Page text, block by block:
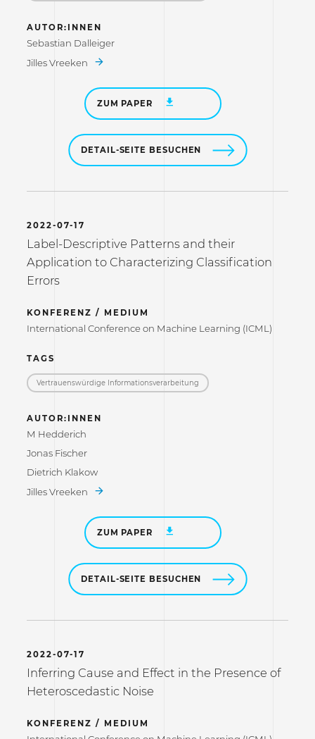
AUTOR:INNEN
Sebastian Dalleiger
Jilles Vreeken
ZUM PAPER
DETAIL-SEITE BESUCHEN
2022-07-17
Label-Descriptive Patterns and their
Application to Characterizing Classification
Errors
KONFERENZ / MEDIUM
International Conference on Machine Learning (ICML)
TAGS
Vertrauenswürdige Informations­verarbeitung
AUTOR:INNEN
M Hedderich
Jonas Fischer
Dietrich Klakow
Jilles Vreeken
ZUM PAPER
DETAIL-SEITE BESUCHEN
2022-07-17
Inferring Cause and Effect in the Presence of
Heteroscedastic Noise
KONFERENZ / MEDIUM